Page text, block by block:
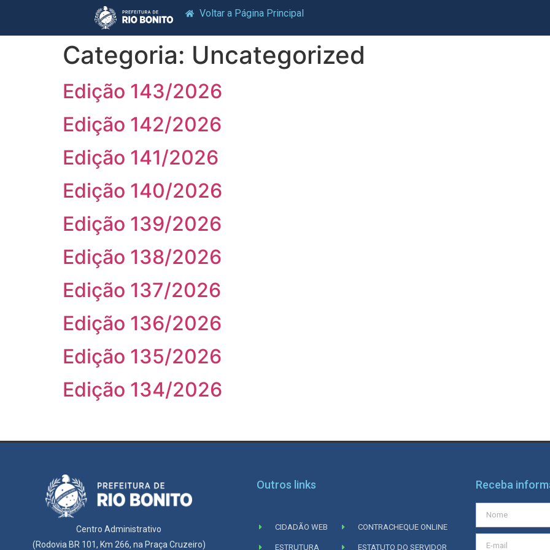
Voltar a Página Principal
Categoria: Uncategorized
Edição 143/2026
Edição 142/2026
Edição 141/2026
Edição 140/2026
Edição 139/2026
Edição 138/2026
Edição 137/2026
Edição 136/2026
Edição 135/2026
Edição 134/2026
Centro Administrativo
(Rodovia BR 101, Km 266, na Praça Cruzeiro)
Outros links
CIDADÃO WEB
ESTRUTURA
CONTRACHEQUE ONLINE
ESTATUTO DO SERVIDOR
Receba